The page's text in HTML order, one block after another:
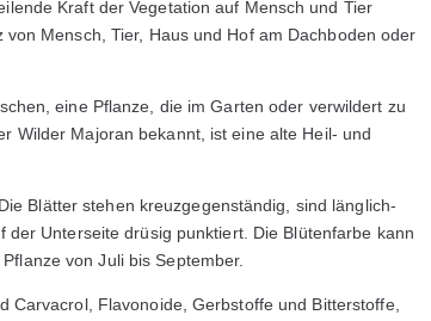
Kraft der Vegetation auf Mensch und Tier
Mensch, Tier, Haus und Hof am Dachboden oder
eine Pflanze, die im Garten oder verwildert zu
Wilder Majoran bekannt, ist eine alte Heil- und
Blätter stehen kreuzgegenständig, sind länglich-
Unterseite drüsig punktiert. Die Blütenfarbe kann
von Juli bis September.
Flavonoide, Gerbstoffe und Bitterstoffe,